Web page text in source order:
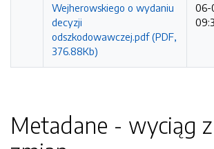
Wejherowskiego o wydaniu
decyzji
odszkodowawczej.pdf (PDF,
376.88Kb)
06-
Metadane - wyciąg